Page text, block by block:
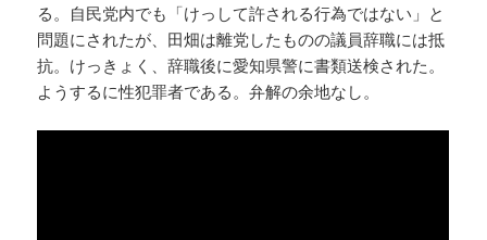
る。自民党内でも「けっして許される行為ではない」と
問題にされたが、田畑は離党したものの議員辞職には抵
抗。けっきょく、辞職後に愛知県警に書類送検された。
ようするに性犯罪者である。弁解の余地なし。